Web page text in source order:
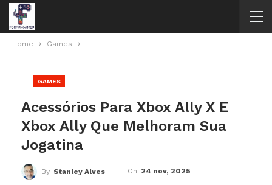
Home Games
GAMES
Acessórios Para Xbox Ally X E
Xbox Ally Que Melhoram Sua
Jogatina
By Stanley Alves On 24 nov, 2025